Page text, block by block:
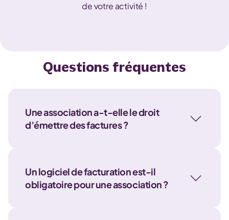
de votre activité !
Questions fréquentes
Une association a-t-elle le droit
d’émettre des factures ?
Un logiciel de facturation est-il
obligatoire pour une association ?